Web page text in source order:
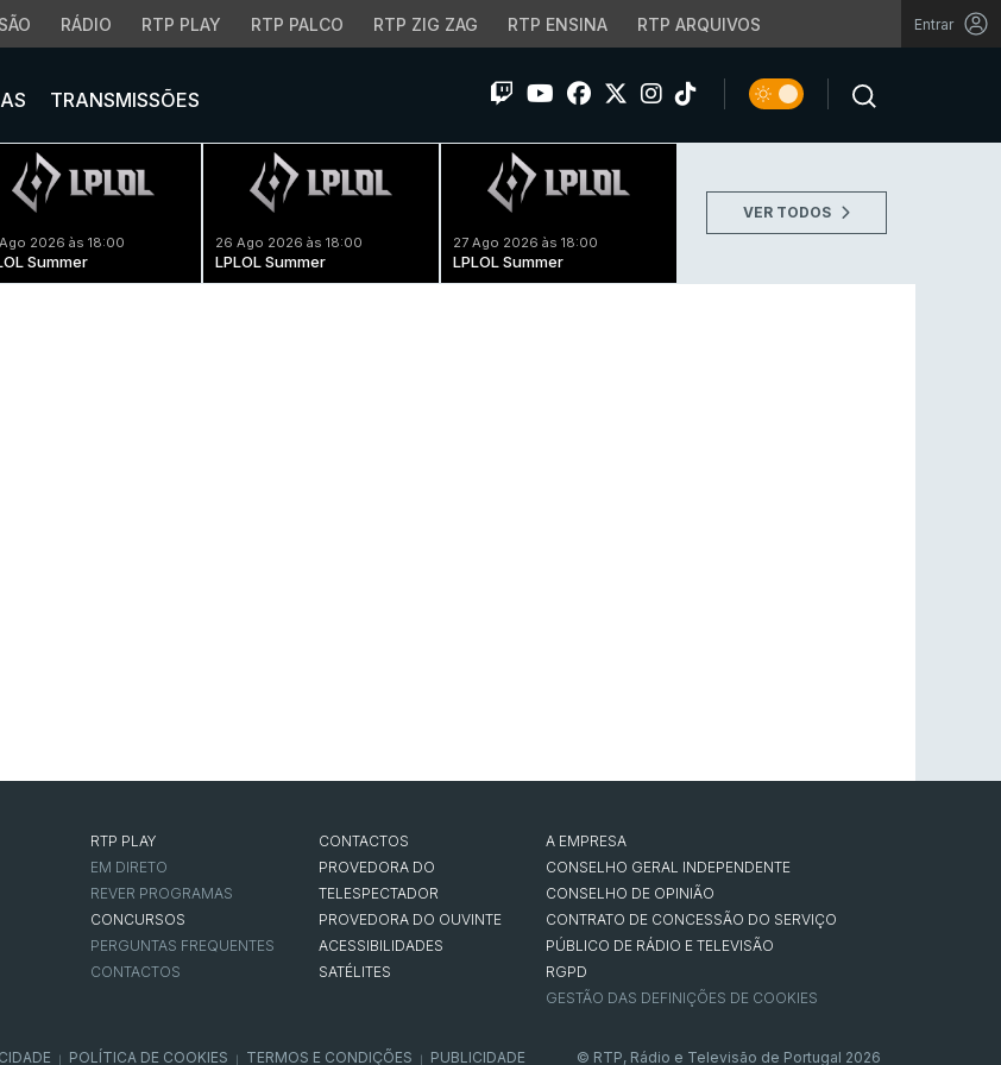
RÁDIO RTP PLAY RTP PALCO RTP ZIG ZAG RTP ENSINA RTP ARQUIVOS Entrar
TRANSMISSÕES
2026 às 18:00
Summer
26 Ago 2026 às 18:00
LPLOL Summer
27 Ago 2026 às 18:00
LPLOL Summer
VER TODOS
RTP PLAY
EM DIRETO
REVER PROGRAMAS
CONCURSOS
PERGUNTAS FREQUENTES
CONTACTOS
CONTACTOS
PROVEDORA DO
TELESPECTADOR
PROVEDORA DO OUVINTE
ACESSIBILIDADES
SATÉLITES
A EMPRESA
CONSELHO GERAL INDEPENDENTE
CONSELHO DE OPINIÃO
CONTRATO DE CONCESSÃO DO SERVIÇO
PÚBLICO DE RÁDIO E TELEVISÃO
RGPD
GESTÃO DAS DEFINIÇÕES DE COOKIES
POLÍTICA DE COOKIES TERMOS E CONDIÇÕES PUBLICIDADE © RTP, Rádio e Televisão de Portugal 2026